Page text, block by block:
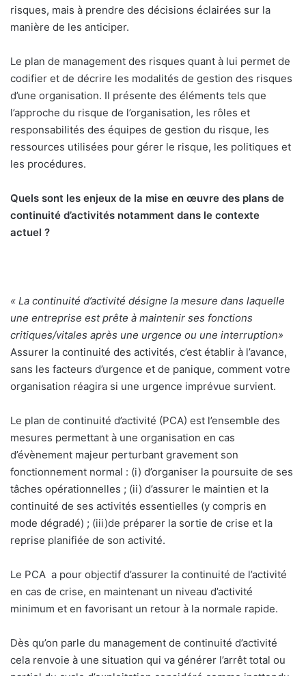
risques, mais à prendre des décisions éclairées sur la
manière de les anticiper.
Le plan de management des risques quant à lui permet de
codifier et de décrire les modalités de gestion des risques
d’une organisation. Il présente des éléments tels que
l’approche du risque de l’organisation, les rôles et
responsabilités des équipes de gestion du risque, les
ressources utilisées pour gérer le risque, les politiques et
les procédures.
Quels sont les enjeux de la mise en œuvre des plans de
continuité d’activités notamment dans le contexte
actuel ?
« La continuité d’activité désigne la mesure dans laquelle
une entreprise est prête à maintenir ses fonctions
critiques/vitales après une urgence ou une interruption»
Assurer la continuité des activités, c’est établir à l’avance,
sans les facteurs d’urgence et de panique, comment votre
organisation réagira si une urgence imprévue survient.
Le plan de continuité d’activité (PCA) est l’ensemble des
mesures permettant à une organisation en cas
d’évènement majeur perturbant gravement son
fonctionnement normal : (i) d’organiser la poursuite de ses
tâches opérationnelles ; (ii) d’assurer le maintien et la
continuité de ses activités essentielles (y compris en
mode dégradé) ; (iii)de préparer la sortie de crise et la
reprise planifiée de son activité.
Le PCA a pour objectif d’assurer la continuité de l’activité
en cas de crise, en maintenant un niveau d’activité
minimum et en favorisant un retour à la normale rapide.
Dès qu’on parle du management de continuité d’activité
cela renvoie à une situation qui va générer l’arrêt total ou